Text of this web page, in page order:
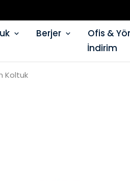
Berjer Ofis &
İndirim
Koltuk